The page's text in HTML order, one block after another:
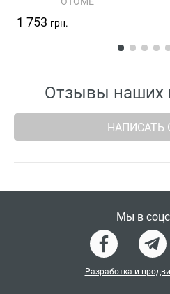
1 753 грн.
Отзывы наших
НАПИСАТЬ
Мы в
Разработка и